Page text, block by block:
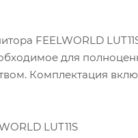
FEELWORLD
для
Комплектация
LUT11S